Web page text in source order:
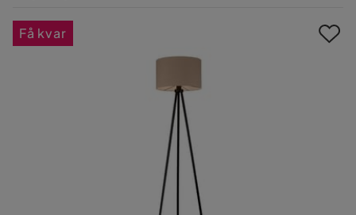
Få kvar